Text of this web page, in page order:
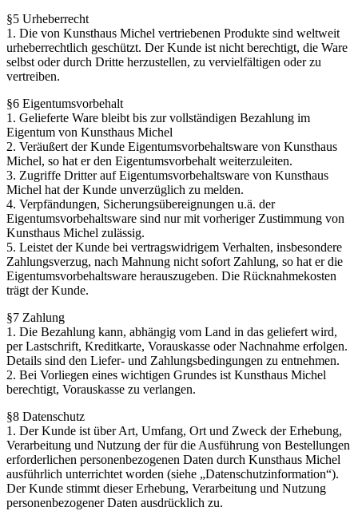
§5 Urheberrecht
1. Die von Kunsthaus Michel vertriebenen Produkte sind weltweit
urheberrechtlich geschützt. Der Kunde ist nicht berechtigt, die Ware
selbst oder durch Dritte herzustellen, zu vervielfältigen oder zu
vertreiben.
§6 Eigentumsvorbehalt
1. Gelieferte Ware bleibt bis zur vollständigen Bezahlung im
Eigentum von Kunsthaus Michel
2. Veräußert der Kunde Eigentumsvorbehaltsware von Kunsthaus
Michel, so hat er den Eigentumsvorbehalt weiterzuleiten.
3. Zugriffe Dritter auf Eigentumsvorbehaltsware von Kunsthaus
Michel hat der Kunde unverzüglich zu melden.
4. Verpfändungen, Sicherungsübereignungen u.ä. der
Eigentumsvorbehaltsware sind nur mit vorheriger Zustimmung von
Kunsthaus Michel zulässig.
5. Leistet der Kunde bei vertragswidrigem Verhalten, insbesondere
Zahlungsverzug, nach Mahnung nicht sofort Zahlung, so hat er die
Eigentumsvorbehaltsware herauszugeben. Die Rücknahmekosten
trägt der Kunde.
§7 Zahlung
1. Die Bezahlung kann, abhängig vom Land in das geliefert wird,
per Lastschrift, Kreditkarte, Vorauskasse oder Nachnahme erfolgen.
Details sind den Liefer- und Zahlungsbedingungen zu entnehmen.
2. Bei Vorliegen eines wichtigen Grundes ist Kunsthaus Michel
berechtigt, Vorauskasse zu verlangen.
§8 Datenschutz
1. Der Kunde ist über Art, Umfang, Ort und Zweck der Erhebung,
Verarbeitung und Nutzung der für die Ausführung von Bestellungen
erforderlichen personenbezogenen Daten durch Kunsthaus Michel
ausführlich unterrichtet worden (siehe „Datenschutzinformation“).
Der Kunde stimmt dieser Erhebung, Verarbeitung und Nutzung
personenbezogener Daten ausdrücklich zu.